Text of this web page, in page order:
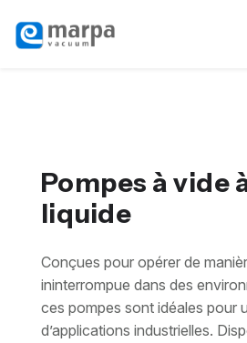
Pompes à vide
liquide
Conçues pour opérer de
ininterrompue dans des
ces pompes sont idéales pour
d’applications industrielles.